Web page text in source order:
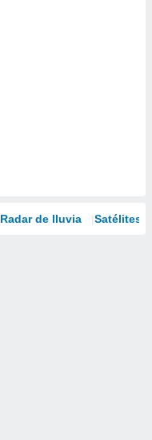
Radar de lluvia Satélites